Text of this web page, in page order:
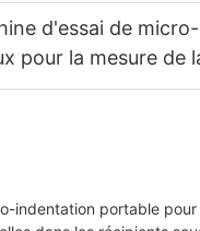
d'essai de
pour la mesure de
- Zhanghua